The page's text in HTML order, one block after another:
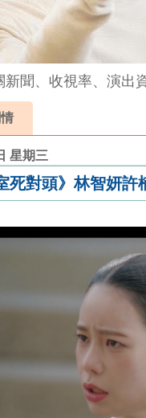
新聞、收視率、演出
星期三
死對頭》林智妍